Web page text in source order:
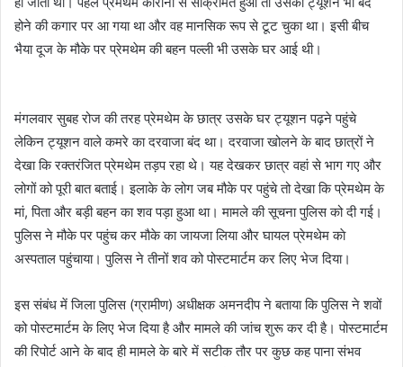
होने की कगार पर आ गया था और वह मानसिक रूप से टूट चुका था। इसी बीच
भैया दूज के मौके पर प्रेमथेम की बहन पल्ली भी उसके घर आई थी।
मंगलवार सुबह रोज की तरह प्रेमथेम के छात्र उसके घर ट्यूशन पढ़ने पहुंचे
लेकिन ट्यूशन वाले कमरे का दरवाजा बंद था। दरवाजा खोलने के बाद छात्रों ने
देखा कि रक्तरंजित प्रेमथेम तड़प रहा थे। यह देखकर छात्र वहां से भाग गए और
लोगों को पूरी बात बताई। इलाके के लोग जब मौके पर पहुंचे तो देखा कि प्रेमथेम के
मां, पिता और बड़ी बहन का शव पड़ा हुआ था। मामले की सूचना पुलिस को दी गई।
पुलिस ने मौके पर पहुंच कर मौके का जायजा लिया और घायल प्रेमथेम काे
अस्पताल पहुंचाया। पुलिस ने तीनों शव को पोस्टमार्टम कर लिए भेज दिया।
इस संबंध में जिला पुलिस (ग्रामीण) अधीक्षक अमनदीप ने बताया कि पुलिस ने शवों
को पोस्टमार्टम के लिए भेज दिया है और मामले की जांच शुरू कर दी है। पोस्टमार्टम
की रिपोर्ट आने के बाद ही मामले के बारे में सटीक तौर पर कुछ कह पाना संभव